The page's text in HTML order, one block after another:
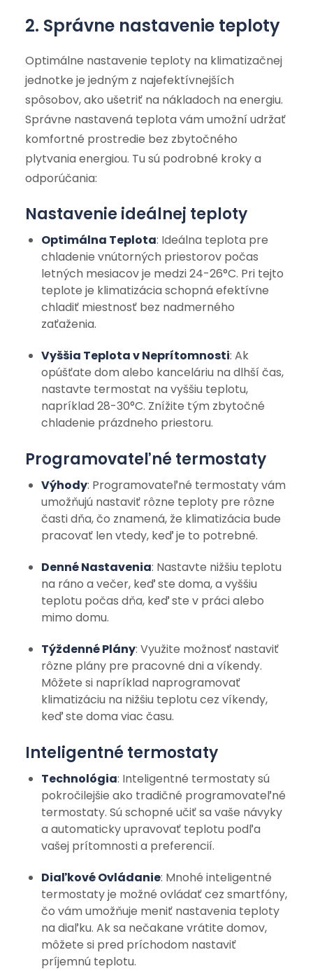
2. Správne nastavenie teploty
Optimálne nastavenie teploty na klimatizačnej
jednotke je jedným z najefektívnejších
spôsobov, ako ušetriť na nákladoch na energiu.
Správne nastavená teplota vám umožní udržať
komfortné prostredie bez zbytočného
plytvania energiou. Tu sú podrobné kroky a
odporúčania:
Nastavenie ideálnej teploty
Optimálna Teplota: Ideálna teplota pre
chladenie vnútorných priestorov počas
letných mesiacov je medzi 24-26°C. Pri tejto
teplote je klimatizácia schopná efektívne
chladiť miestnosť bez nadmerného
zaťaženia.
Vyššia Teplota v Neprítomnosti: Ak
opúšťate dom alebo kanceláriu na dlhší čas,
nastavte termostat na vyššiu teplotu,
napríklad 28-30°C. Znížite tým zbytočné
chladenie prázdneho priestoru.
Programovateľné termostaty
Výhody: Programovateľné termostaty vám
umožňujú nastaviť rôzne teploty pre rôzne
časti dňa, čo znamená, že klimatizácia bude
pracovať len vtedy, keď je to potrebné.
Denné Nastavenia: Nastavte nižšiu teplotu
na ráno a večer, keď ste doma, a vyššiu
teplotu počas dňa, keď ste v práci alebo
mimo domu.
Týždenné Plány: Využite možnosť nastaviť
rôzne plány pre pracovné dni a víkendy.
Môžete si napríklad naprogramovať
klimatizáciu na nižšiu teplotu cez víkendy,
keď ste doma viac času.
Inteligentné termostaty
Technológia: Inteligentné termostaty sú
pokročilejšie ako tradičné programovateľné
termostaty. Sú schopné učiť sa vaše návyky
a automaticky upravovať teplotu podľa
vašej prítomnosti a preferencií.
Diaľkové Ovládanie: Mnohé inteligentné
termostaty je možné ovládať cez smartfóny,
čo vám umožňuje meniť nastavenia teploty
na diaľku. Ak sa nečakane vrátite domov,
môžete si pred príchodom nastaviť
príjemnú teplotu.